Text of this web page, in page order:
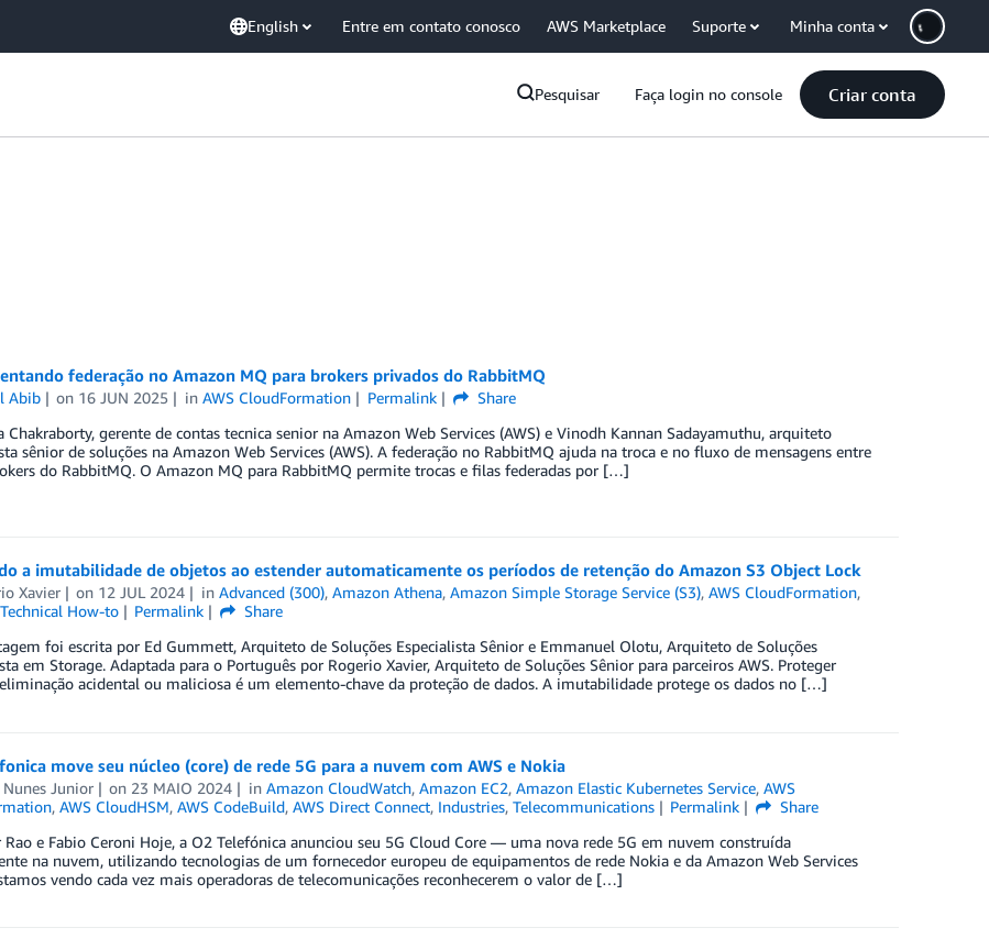
English Entre em contato conosco AWS Marketplace Suporte Minha conta
Pesquisar Faça login no console Criar conta
federação no Amazon MQ para brokers privados do RabbitMQ
Abib on 16 JUN 2025 inAWS CloudFormation Permalink
Share
Chakraborty, gerente de contas tecnica senior na Amazon Web Services (AWS) e Vinodh Kannan Sadayamuthu, arquiteto
sênior de soluções na Amazon Web Services (AWS). A federação no RabbitMQ ajuda na troca e no fluxo de mensagens entre
do RabbitMQ. O Amazon MQ para RabbitMQ permite trocas e filas federadas por […]
a imutabilidade de objetos ao estender automaticamente os períodos de retenção do Amazon S3 Object Lock
Xavier on 12 JUL 2024 inAdvanced (300),Amazon Athena,Amazon Simple Storage Service (S3),AWS CloudFormation,
Technical How-to Permalink
Share
foi escrita por Ed Gummett, Arquiteto de Soluções Especialista Sênior e Emmanuel Olotu, Arquiteto de Soluções
em Storage. Adaptada para o Português por Rogerio Xavier, Arquiteto de Soluções Sênior para parceiros AWS. Proteger
acidental ou maliciosa é um elemento-chave da proteção de dados. A imutabilidade protege os dados no […]
move seu núcleo (core) de rede 5G para a nuvem com AWS e Nokia
Junior on 23 MAIO 2024 inAmazon CloudWatch,Amazon EC2,Amazon Elastic Kubernetes Service,AWS
, AWS CloudHSM, AWS CodeBuild, AWS Direct Connect, Industries, Telecommunications Permalink
Share
Rao e Fabio Ceroni Hoje, a O2 Telefónica anunciou seu 5G Cloud Core — uma nova rede 5G em nuvem construída
na nuvem, utilizando tecnologias de um fornecedor europeu de equipamentos de rede Nokia e da Amazon Web Services
vendo cada vez mais operadoras de telecomunicações reconhecerem o valor de […]